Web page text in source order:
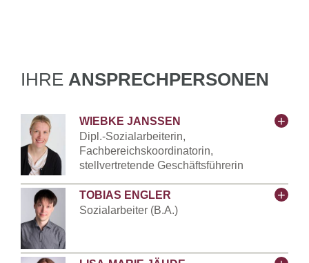
IHRE ANSPRECHPERSONEN
WIEBKE JANSSEN
Dipl.-Sozialarbeiterin,
Fachbereichskoordinatorin,
stellvertretende Geschäftsführerin
Tel.:02361 48598 - 22
Fax: 02361 48598 - 18
E-Mail:wiebke.janssen@skf-
recklinghausen.de
TOBIAS ENGLER
Sozialarbeiter (B.A.)
Fax: 02361 485 98 18